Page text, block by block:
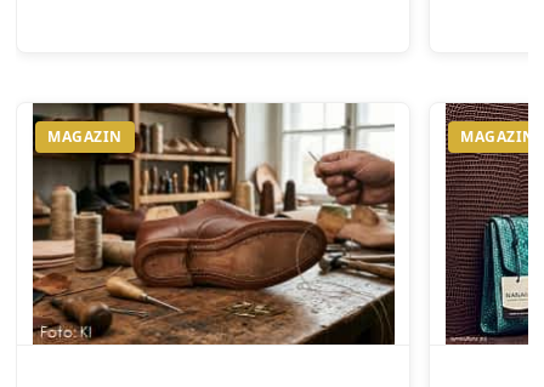
MAGAZIN MAGAZIN